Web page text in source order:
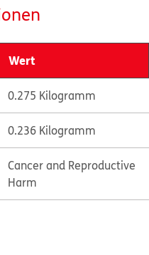
Wert
0.275 Kilogramm
0.236 Kilogramm
Cancer and Reproductive
Harm